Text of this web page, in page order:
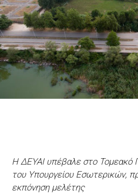
Η ΔΕΥΑΙ υπέβαλε στο Τομεακό
του Υπουργείου Εσωτερικών,
εκπόνηση μελέτης